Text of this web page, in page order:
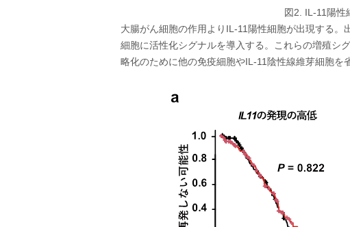
図2. IL-11陽性
大腸がん細胞の作用よりIL-11陽性細胞が出現する
細胞に活性化シグナルを導入する。これらの増殖シ
略化のために他の免疫細胞やIL-11陰性線維芽細胞を